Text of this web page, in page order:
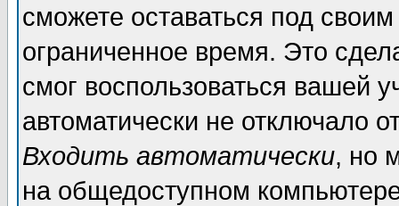
сможете оставаться под
ограниченное время. Это
смог воспользоваться вашей
автоматически не отключало
Входить автоматически, но
на общедоступном